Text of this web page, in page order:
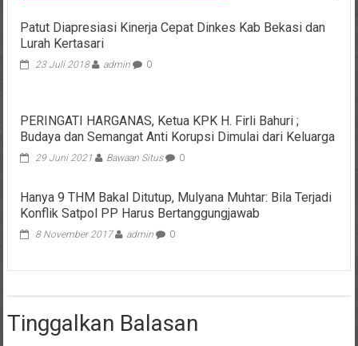
Patut Diapresiasi Kinerja Cepat Dinkes Kab Bekasi dan
Lurah Kertasari
23 Juli 2018 admin 0
PERINGATI HARGANAS, Ketua KPK H. Firli Bahuri ;
Budaya dan Semangat Anti Korupsi Dimulai dari Keluarga
29 Juni 2021 Bawaan Situs 0
Hanya 9 THM Bakal Ditutup, Mulyana Muhtar: Bila Terjadi
Konflik Satpol PP Harus Bertanggungjawab
8 November 2017 admin 0
Tinggalkan Balasan